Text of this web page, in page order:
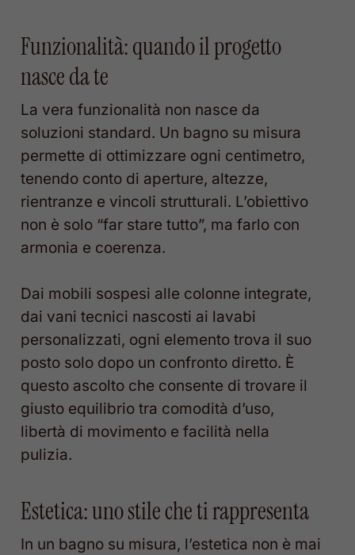
Funzionalità: quando il progetto
nasce da te
La vera funzionalità non nasce da
soluzioni standard. Un bagno su misura
permette di ottimizzare ogni centimetro,
tenendo conto di aperture, altezze,
rientranze e vincoli strutturali. L’obiettivo
non è solo “far stare tutto”, ma farlo con
armonia e coerenza.
Dai mobili sospesi alle colonne integrate,
dai vani tecnici nascosti ai lavabi
personalizzati, ogni elemento trova il suo
posto solo dopo un confronto diretto. È
questo ascolto che consente di trovare il
giusto equilibrio tra comodità d’uso,
libertà di movimento e facilità nella
pulizia.
Estetica: uno stile che ti rappresenta
In un bagno su misura, l’estetica non è mai